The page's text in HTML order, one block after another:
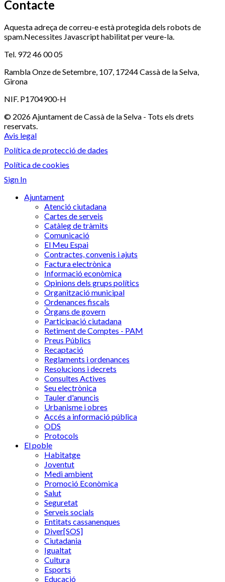
Contacte
Aquesta adreça de correu-e està protegida dels robots de
spam.Necessites Javascript habilitat per veure-la.
Tel. 972 46 00 05
Rambla Onze de Setembre, 107, 17244 Cassà de la Selva,
Girona
NIF. P1704900-H
© 2026 Ajuntament de Cassà de la Selva - Tots els drets
reservats.
Avis legal
Política de protecció de dades
Política de cookies
Sign In
Ajuntament
Atenció ciutadana
Cartes de serveis
Catàleg de tràmits
Comunicació
El Meu Espai
Contractes, convenis i ajuts
Factura electrònica
Informació econòmica
Opinions dels grups polítics
Organització municipal
Ordenances fiscals
Òrgans de govern
Participació ciutadana
Retiment de Comptes - PAM
Preus Públics
Recaptació
Reglaments i ordenances
Resolucions i decrets
Consultes Actives
Seu electrònica
Tauler d'anuncis
Urbanisme i obres
Accés a informació pública
ODS
Protocols
El poble
Habitatge
Joventut
Medi ambient
Promoció Econòmica
Salut
Seguretat
Serveis socials
Entitats cassanenques
Diver[SOS]
Ciutadania
Igualtat
Cultura
Esports
Educació